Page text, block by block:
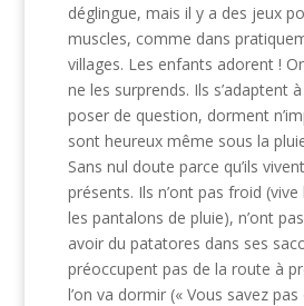
déglingue, mais il y a des jeux
muscles, comme dans
villages. Les enfants adorent !
ne les surprends. Ils s’adaptent
poser de question, dorment
sont heureux même sous la
Sans nul doute parce qu’ils
présents. Ils n’ont pas froid
les pantalons de pluie), n’ont
avoir du patatores dans ses
préoccupent pas de la route à
l’on va dormir (« Vous savez